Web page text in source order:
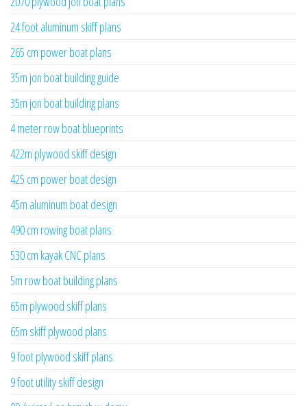
24 foot aluminum skiff plans
265 cm power boat plans
35m jon boat building guide
35m jon boat building plans
4 meter row boat blueprints
422m plywood skiff design
425 cm power boat design
45m aluminum boat design
490 cm rowing boat plans
530 cm kayak CNC plans
5m row boat building plans
65m plywood skiff plans
65m skiff plywood plans
9 foot plywood skiff plans
9 foot utility skiff design